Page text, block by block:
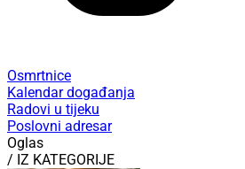
Osmrtnice
Kalendar događanja
Radovi u tijeku
Poslovni adresar
Oglas
/ IZ KATEGORIJE